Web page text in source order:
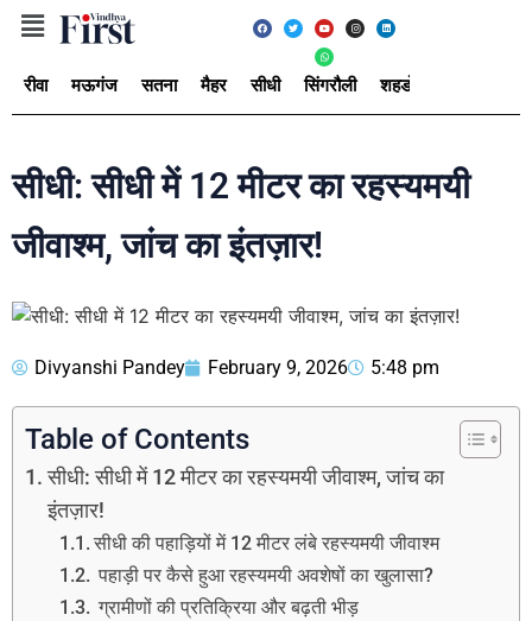
रीवा मऊगंज सतना मैहर सीधी सिंगरौली शहडोल
सीधी: सीधी में 12 मीटर का रहस्यमयी
जीवाश्म, जांच का इंतज़ार!
Divyanshi Pandey February 9, 2026 5:48 pm
Table of Contents
सीधी: सीधी में 12 मीटर का रहस्यमयी जीवाश्म, जांच का
इंतज़ार!
सीधी की पहाड़ियों में 12 मीटर लंबे रहस्यमयी जीवाश्म
पहाड़ी पर कैसे हुआ रहस्यमयी अवशेषों का खुलासा?
ग्रामीणों की प्रतिक्रिया और बढ़ती भीड़